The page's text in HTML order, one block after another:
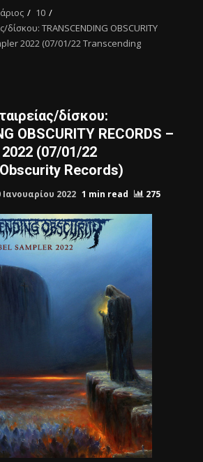
10
TRANSCENDING OBSCURITY
2022 (07/01/22 Transcending
δίσκου:
OBSCURITY RECORDS –
(07/01/22
Records)
Ιανουαρίου 2022 1 min read 275